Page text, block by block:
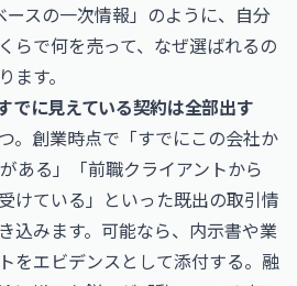
スの一次情報」のように、自分
らで何を売って、なぜ選ばれるの
す。
でに見えている契約は全部出す
。創業時点で「すでにこの会社か
ある」「前職クライアントから
けている」といった既出の取引情
込みます。可能なら、内示書や業
をエビデンスとして添付する。融